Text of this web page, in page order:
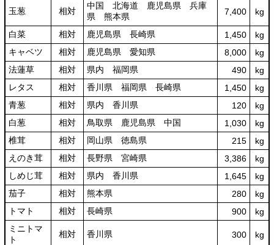
玉葱 相対
中国 北海道 鹿児島県 兵庫
県 熊本県
7,400 kg
白菜 相対 鹿児島県 長崎県 1,450
kg
キャベツ
相対 鹿児島県 愛知県 8,000
kg
法蓮草
相対 県内 福岡県 490
kg
レタス
相対 香川県 福岡県 長崎県 1,450
kg
青葱
相対 県内 香川県 120
kg
白葱
相対 鳥取県 鹿児島県 中国 1,030
kg
椎茸
相対 岡山県 徳島県 215
kg
えのき茸
相対 長野県 宮崎県 3,386
kg
しめじ茸
相対 県内 香川県 1,645
kg
茄子
相対 熊本県 280
kg
トマト
相対 長崎県 900
kg
ミニトマ
ト
相対 香川県 300 kg